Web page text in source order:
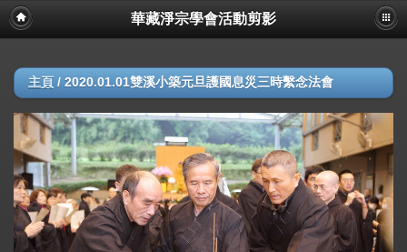
華藏淨宗學會活動剪影
主頁 / 2020.01.01雙溪小築元旦護國息災三時繫念法會